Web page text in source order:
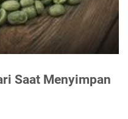
Saat Menyimpan